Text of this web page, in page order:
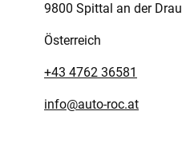
9800 Spittal an der Drau
Österreich
+43 4762 36581
info@auto-roc.at